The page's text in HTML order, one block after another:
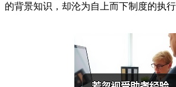
的背景知识，却沦为自上而下制度的执行